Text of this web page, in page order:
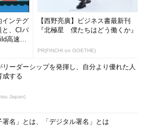
インテグ
と、CIパ
高速化
【西野亮廣】ビジネス書最新刊
『北極星 僕たちはどう働くか』
PR(FINCHI on GOETHE)
リーダーシップを発揮し、自分より優れた人
成する
Japan)
署名」とは、「デジタル署名」とは